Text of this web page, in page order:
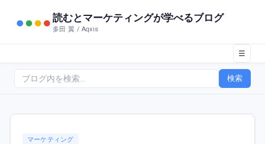
読むとマーケティングが学べるブログ
多田 翼 / Aqxis
☰
検索
マーケティング